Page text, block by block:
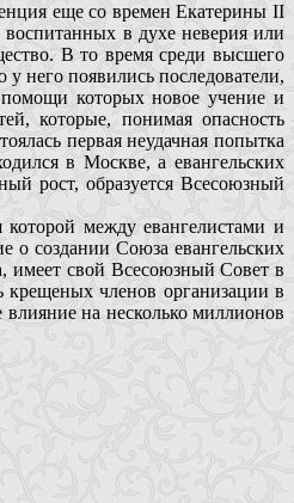
еще со времен Екатерины II
в духе неверия или
В то время среди высшего
него появились последователи,
которых новое учение и
которые, понимая опасность
первая неудачная попытка
в Москве, а евангельских
рост, образуется Всесоюзный
между евангелистами и
создании Союза евангельских
имеет свой Всесоюзный Совет в
членов организации в
на несколько миллионов